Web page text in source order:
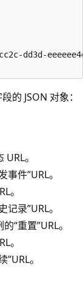
dd3d-
的 JSON 对象：
。
件”URL。
。
录”URL。
“重置”URL。
。
。